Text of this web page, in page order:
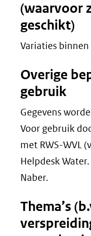
(waarvoor
geschikt)
Variaties
Overige
gebruik
Gegevens
Voor gebruik
met RWS-WVL
Helpdesk
Naber.
Thema’s